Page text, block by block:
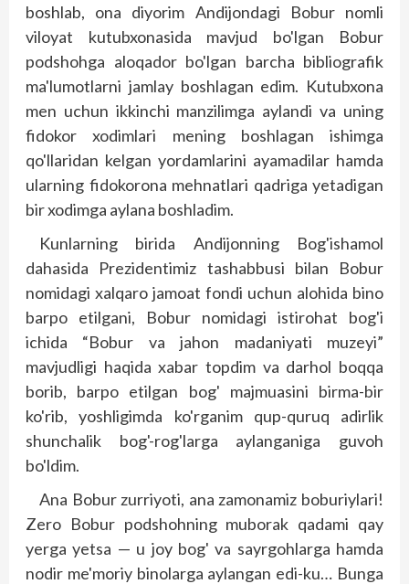
boshlab, ona diyorim Andijondagi Bobur nomli
viloyat kutubxonasida mavjud bo'lgan Bobur
podshohga aloqador bo'lgan barcha bibliografik
ma'lumotlarni jamlay boshlagan edim. Kutubxona
men uchun ikkinchi manzilimga aylandi va uning
fidokor xodimlari mening boshlagan ishimga
qo'llaridan kelgan yordamlarini ayamadilar hamda
ularning fidokorona mehnatlari qadriga yetadigan
bir xodimga aylana boshladim.
Kunlarning birida Andijonning Bog'ishamol
dahasida Prezidentimiz tashabbusi bilan Bobur
nomidagi xalqaro jamoat fondi uchun alohida bino
barpo etilgani, Bobur nomidagi istirohat bog'i
ichida “Bobur va jahon madaniyati muzeyi”
mavjudligi haqida xabar topdim va darhol boqqa
borib, barpo etilgan bog' majmuasini birma-bir
ko'rib, yoshligimda ko'rganim qup-quruq adirlik
shunchalik bog'-rog'larga aylanganiga guvoh
bo'ldim.
Ana Bobur zurriyoti, ana zamonamiz boburiylari!
Zero Bobur podshohning muborak qadami qay
yerga yetsa — u joy bog' va sayrgohlarga hamda
nodir me'moriy binolarga aylangan edi-ku… Bunga